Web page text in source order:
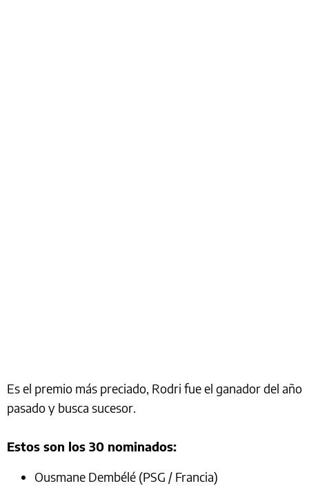
Es el premio más preciado, Rodri fue el ganador del año
pasado y busca sucesor.
Estos son los 30 nominados:
Ousmane Dembélé (PSG / Francia)